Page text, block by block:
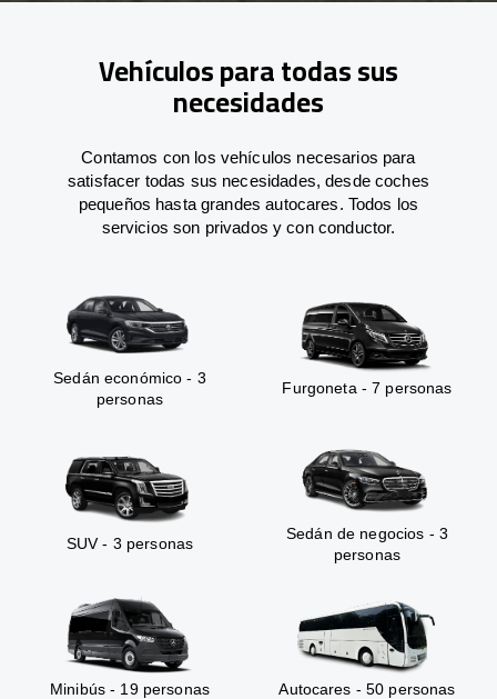
Vehículos para todas sus
necesidades
Contamos con los vehículos necesarios para
satisfacer todas sus necesidades, desde coches
pequeños hasta grandes autocares. Todos los
servicios son privados y con conductor.
Sedán económico - 3
personas
Furgoneta - 7 personas
SUV - 3 personas
Sedán de negocios - 3
personas
Minibús - 19 personas Autocares - 50 personas